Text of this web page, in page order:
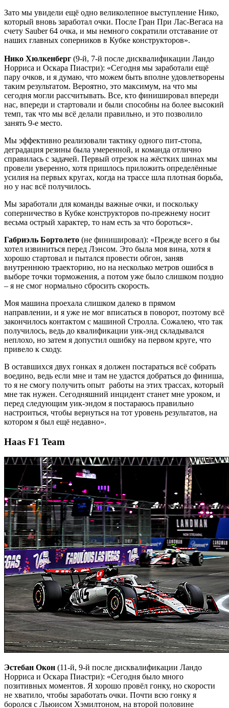
Зато мы увидели ещё одно великолепное выступление Нико,
который вновь заработал очки. После Гран При Лас-Вегаса на
счету Sauber 64 очка, и мы немного сократили отставание от
наших главных соперников в Кубке конструкторов».
Нико Хюлкенберг (9-й, 7-й после дисквалификации Ландо
Норриса и Оскара Пиастри): «Сегодня мы заработали ещё
пару очков, и я думаю, что можем быть вполне удовлетворены
таким результатом. Вероятно, это максимум, на что мы
сегодня могли рассчитывать. Все, кто финишировал впереди
нас, впереди и стартовали и были способны на более высокий
темп, так что мы всё делали правильно, и это позволило
занять 9-е место.
Мы эффективно реализовали тактику одного пит-стопа,
деградация резины была умеренной, и команда отлично
справилась с задачей. Первый отрезок на жёстких шинах мы
провели уверенно, хотя пришлось приложить определённые
усилия на первых кругах, когда на трассе шла плотная борьба,
но у нас всё получилось.
Мы заработали для команды важные очки, и поскольку
соперничество в Кубке конструкторов по-прежнему носит
весьма острый характер, то нам есть за что бороться».
Габриэль Бортолето (не финишировал): «Прежде всего я бы
хотел извиниться перед Лэнсом. Это была моя вина, хотя я
хорошо стартовал и пытался провести обгон, заняв
внутреннюю траекторию, но на несколько метров ошибся в
выборе точки торможения, а потом уже было слишком поздно
– я не смог нормально сбросить скорость.
Моя машина проехала слишком далеко в прямом
направлении, и я уже не мог вписаться в поворот, поэтому всё
закончилось контактом с машиной Стролла. Сожалею, что так
получилось, ведь до квалификации уик-энд складывался
неплохо, но затем я допустил ошибку на первом круге, что
привело к сходу.
В оставшихся двух гонках я должен постараться всё собрать
воедино, ведь если мне и там не удастся добраться до финиша,
то я не смогу получить опыт работы на этих трассах, который
мне так нужен. Сегодняшний инцидент станет мне уроком, и
перед следующим уик-эндом я постараюсь правильно
настроиться, чтобы вернуться на тот уровень результатов, на
котором я был ещё недавно».
Haas F1 Team
Эстебан Окон (11-й, 9-й после дисквалификации Ландо
Норриса и Оскара Пиастри): «Сегодня было много
позитивных моментов. Я хорошо провёл гонку, но скорости
не хватило, чтобы заработать очки. Почти всю гонку я
боролся с Льюисом Хэмилтоном, на второй половине